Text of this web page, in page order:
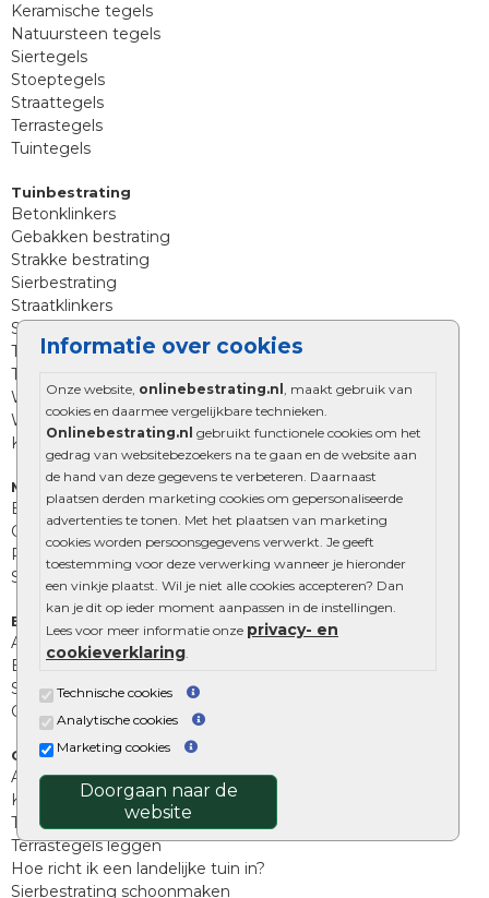
Informatie over cookies
Onze website, onlinebestrating.nl , maakt gebruik van
cookies en daarmee vergelijkbare technieken.
Onlinebestrating.nl gebruikt functionele cookies om het
gedrag van websitebezoekers na te gaan en de website aan
de hand van deze gegevens te verbeteren. Daarnaast
plaatsen derden marketing cookies om gepersonaliseerde
advertenties te tonen. Met het plaatsen van marketing
cookies worden persoonsgegevens verwerkt. Je geeft
toestemming voor deze verwerking wanneer je hieronder
een vinkje plaatst. Wil je niet alle cookies accepteren? Dan
kan je dit op ieder moment aanpassen in de instellingen.
Lees voor meer informatie onze privacy- en
cookieverklaring
Technische cookies
Analytische cookies
Marketing cookies
Doorgaan naar de
website
Keramische tegels
Natuursteen tegels
Siertegels
Stoeptegels
Straattegels
Terrastegels
Tuintegels
Tuinbestrating
Betonklinkers
Gebakken bestrating
Strakke bestrating
Sierbestrating
Straatklinkers
Straatstenen
Trommelstenen
Tuinstenen
Waalformaat
Wildverband bestrating
Kingstones
Muurelementen
Betonbielzen
Opsluitbanden
Palissades
Stapelblokken
Extra benodigdheden
Afwatering en diversen
Beplantings en betonelementen
Split, grind en zand
Oprit tegels
Overig
Aanbiedingen
Kunstgras
Tuintegels outlet
Terrastegels leggen
Hoe richt ik een landelijke tuin in?
Sierbestrating schoonmaken